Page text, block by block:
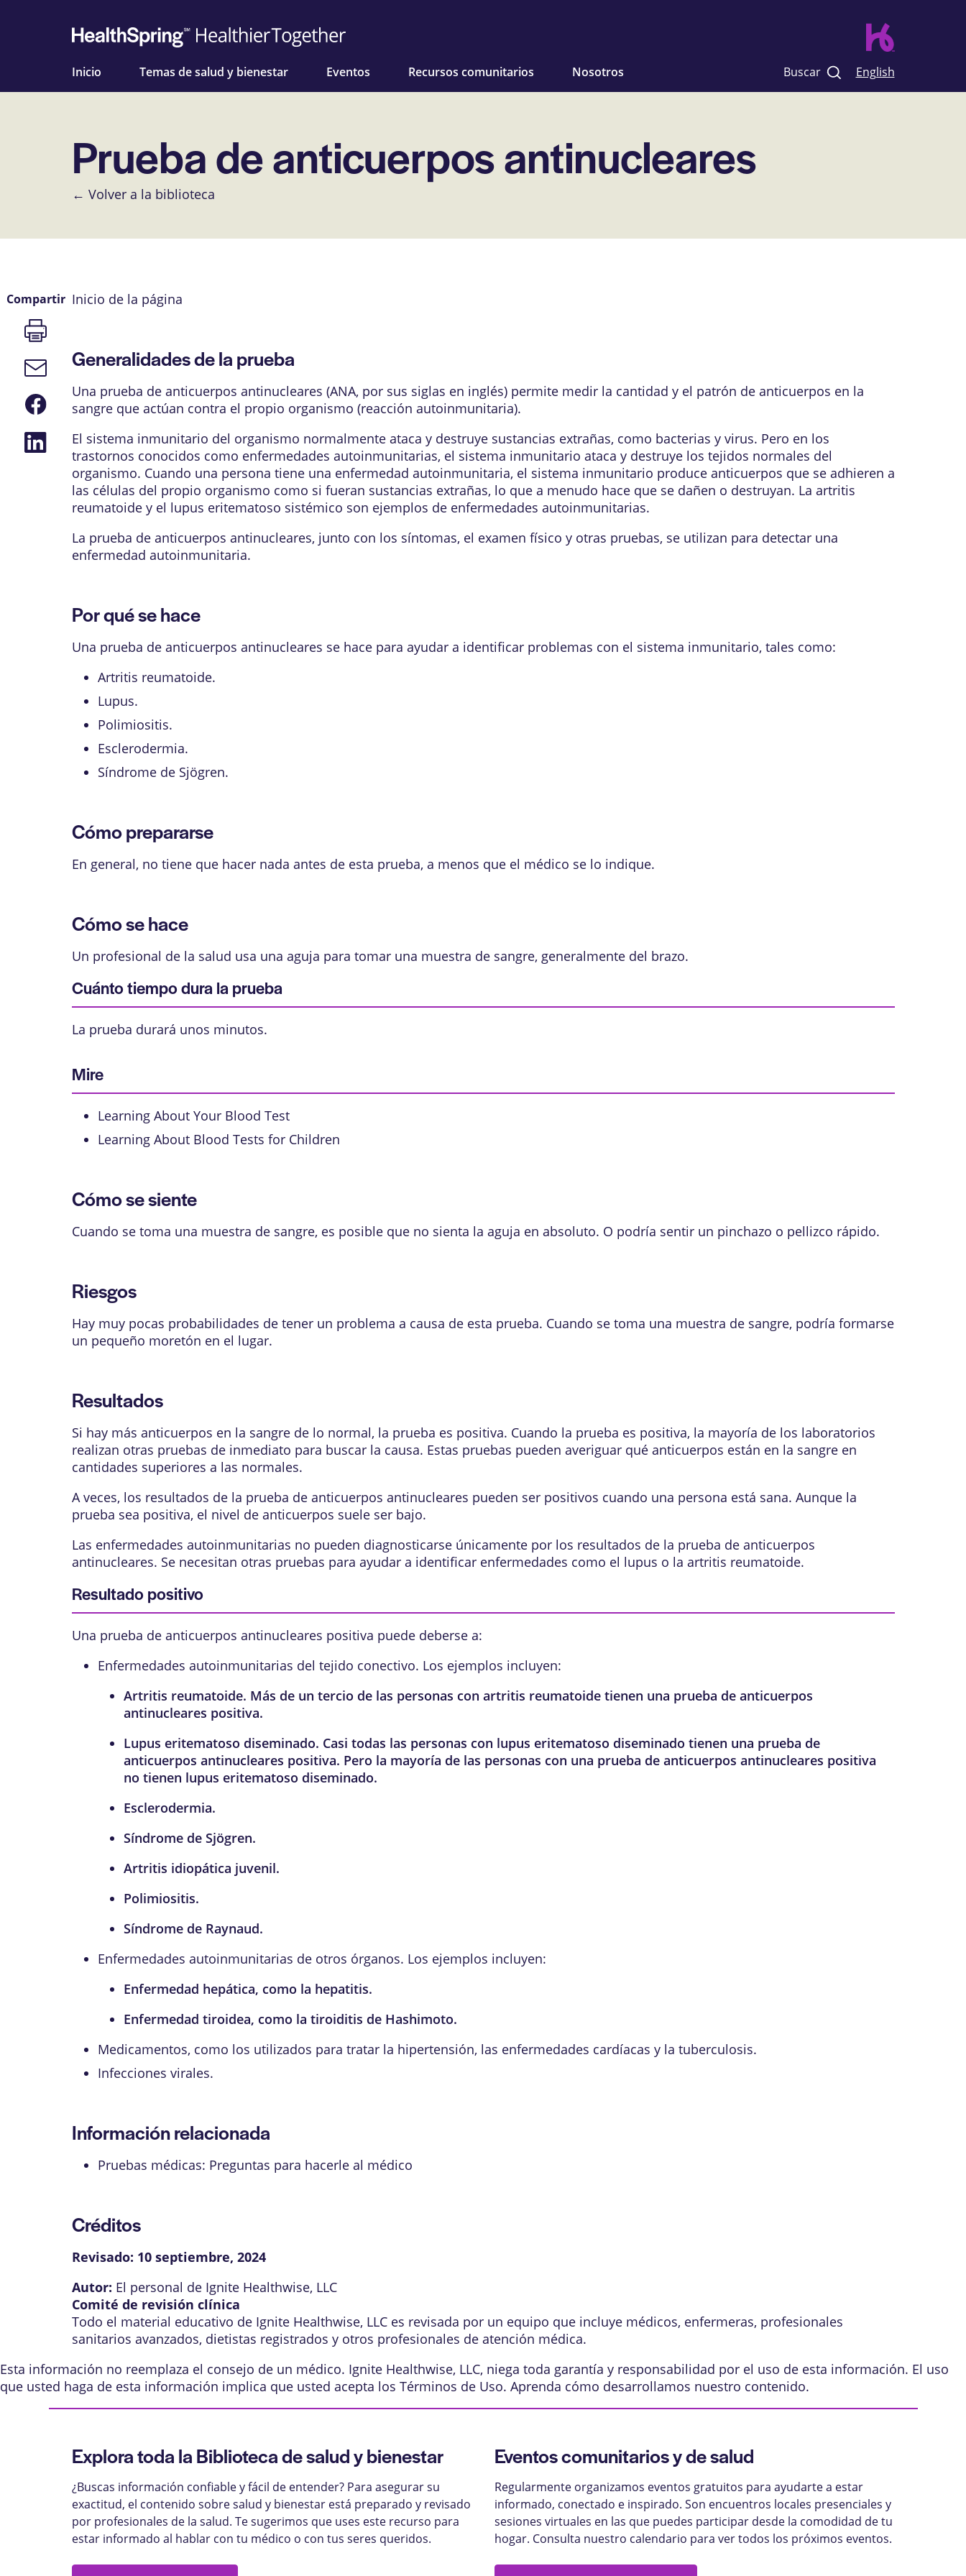
Inicio Temas de salud y bienestar Eventos Recursos comunitarios Nosotros Buscar English
Prueba de anticuerpos antinucleares
← Volver a la biblioteca
Inicio de la página
Generalidades de la prueba
Una prueba de anticuerpos antinucleares (ANA, por sus siglas en inglés) permite medir la cantidad y el patrón de anticuerpos en la
sangre que actúan contra el propio organismo (reacción autoinmunitaria).
El sistema inmunitario del organismo normalmente ataca y destruye sustancias extrañas, como bacterias y virus. Pero en los
trastornos conocidos como enfermedades autoinmunitarias, el sistema inmunitario ataca y destruye los tejidos normales del
organismo. Cuando una persona tiene una enfermedad autoinmunitaria, el sistema inmunitario produce anticuerpos que se adhieren a
las células del propio organismo como si fueran sustancias extrañas, lo que a menudo hace que se dañen o destruyan. La artritis
reumatoidey el lupus eritematoso sistémico son ejemplos de enfermedades autoinmunitarias.
La prueba de anticuerpos antinucleares, junto con los síntomas, el examen físico y otras pruebas, se utilizan para detectar una
enfermedad autoinmunitaria.
Por qué se hace
Una prueba de anticuerpos antinucleares se hace para ayudar a identificar problemas con el sistema inmunitario, tales como:
Artritis reumatoide.
Lupus.
Polimiositis.
Esclerodermia.
Síndrome de Sjögren.
Cómo prepararse
En general, no tiene que hacer nada antes de esta prueba, a menos que el médico se lo indique.
Cómo se hace
Un profesional de la salud usa una aguja para tomar una muestra de sangre, generalmente del brazo.
Cuánto tiempo dura la prueba
La prueba durará unos minutos.
Mire
Learning About Your Blood Test
Learning About Blood Tests for Children
Cómo se siente
Cuando se toma una muestra de sangre, es posible que no sienta la aguja en absoluto. O podría sentir un pinchazo o pellizco rápido.
Riesgos
Hay muy pocas probabilidades de tener un problema a causa de esta prueba. Cuando se toma una muestra de sangre, podría formarse
un pequeño moretón en el lugar.
Resultados
Si hay más anticuerpos en la sangre de lo normal, la prueba es positiva. Cuando la prueba es positiva, la mayoría de los laboratorios
realizan otras pruebas de inmediato para buscar la causa. Estas pruebas pueden averiguar qué anticuerpos están en la sangre en
cantidades superiores a las normales.
A veces, los resultados de la prueba de anticuerpos antinucleares pueden ser positivos cuando una persona está sana. Aunque la
prueba sea positiva, el nivel de anticuerpos suele ser bajo.
Las enfermedades autoinmunitarias no pueden diagnosticarse únicamente por los resultados de la prueba de anticuerpos
antinucleares. Se necesitan otras pruebas para ayudar a identificar enfermedades como el lupus o la artritis reumatoide.
Resultado positivo
Una prueba de anticuerpos antinucleares positiva puede deberse a:
Enfermedades autoinmunitarias del tejido conectivo. Los ejemplos incluyen:
Artritis reumatoide. Más de un tercio de las personas con artritis reumatoide tienen una prueba de anticuerpos
antinucleares positiva.
Lupus eritematoso diseminado. Casi todas las personas con lupus eritematoso diseminado tienen una prueba de
anticuerpos antinucleares positiva. Pero la mayoría de las personas con una prueba de anticuerpos antinucleares positiva
no tienen lupus eritematoso diseminado.
Esclerodermia.
Síndrome de Sjögren.
Artritis idiopática juvenil.
Polimiositis.
Síndrome de Raynaud.
Enfermedades autoinmunitarias de otros órganos. Los ejemplos incluyen:
Enfermedad hepática, como la hepatitis.
Enfermedad tiroidea, como la tiroiditis de Hashimoto.
Medicamentos, como los utilizados para tratar la hipertensión, las enfermedades cardíacas y la tuberculosis.
Infecciones virales.
Información relacionada
Pruebas médicas: Preguntas para hacerle al médico
Créditos
Revisado: 10 septiembre, 2024
Autor: El personal de Ignite Healthwise, LLC
Comité de revisión clínica
Todo el material educativo de Ignite Healthwise, LLC es revisada por un equipo que incluye médicos, enfermeras, profesionales
sanitarios avanzados, dietistas registrados y otros profesionales de atención médica.
Esta información no reemplaza el consejo de un médico. Ignite Healthwise, LLC, niega toda garantía y responsabilidad por el uso de esta información. El uso
que usted haga de esta información implica que usted acepta los Términos de Uso. Aprenda cómo desarrollamos nuestro contenido.
Explora toda la Biblioteca de salud y bienestar
¿Buscas información confiable y fácil de entender? Para asegurar su
exactitud, el contenido sobre salud y bienestar está preparado y revisado
por profesionales de la salud. Te sugerimos que uses este recurso para
estar informado al hablar con tu médico o con tus seres queridos.
Eventos comunitarios y de salud
Regularmente organizamos eventos gratuitos para ayudarte a estar
informado, conectado e inspirado. Son encuentros locales presenciales y
sesiones virtuales en las que puedes participar desde la comodidad de tu
hogar. Consulta nuestro calendario para ver todos los próximos eventos.
Compartir
Imprimir
página
Enlace
de
correo
electrónico
Compartir
en
Compartir
en
LinkedIn